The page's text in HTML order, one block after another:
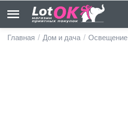
Главная / Дом и дача / Освещение